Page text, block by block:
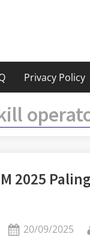
Privacy Policy
2025
Posted
20/09/2025